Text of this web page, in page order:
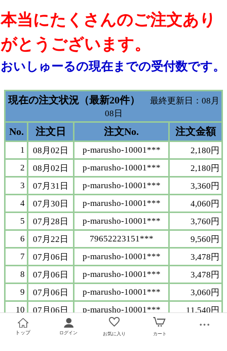
本当にたくさんのご注文あり
がとうございます。
おいしゅーるの現在までの受付数です。
トップ ログイン お気に入り カート